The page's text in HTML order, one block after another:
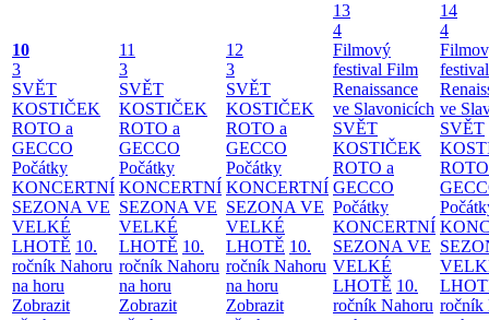
10
3
SVĚT
KOSTIČEK
ROTO a
GECCO
Počátky
KONCERTNÍ
SEZONA VE
VELKÉ
LHOTĚ 10.
ročník Nahoru
na horu
Zobrazit
11
3
SVĚT
KOSTIČEK
ROTO a
GECCO
Počátky
KONCERTNÍ
SEZONA VE
VELKÉ
LHOTĚ 10.
ročník Nahoru
na horu
Zobrazit
12
3
SVĚT
KOSTIČEK
ROTO a
GECCO
Počátky
KONCERTNÍ
SEZONA VE
VELKÉ
LHOTĚ 10.
ročník Nahoru
na horu
Zobrazit
13
4
Filmový
festival Film
Renaissance
ve Slavonicích
SVĚT
KOSTIČEK
ROTO a
GECCO
Počátky
KONCERTNÍ
SEZONA VE
VELKÉ
LHOTĚ 10.
ročník Nahoru
14
4
ve
SVĚT
ročník